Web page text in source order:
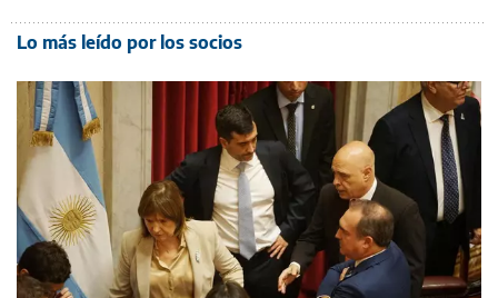
Lo más leído por los socios